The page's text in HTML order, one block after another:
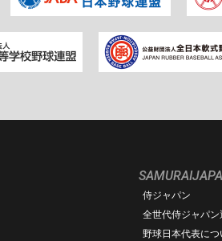
侍ジャパン
全世代侍ジャパン
野球日本代表につ